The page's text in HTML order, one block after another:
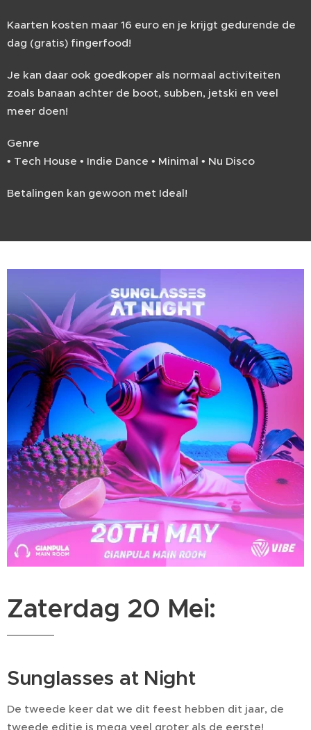
Kaarten kosten maar 16 euro en je krijgt gedurende de
dag (gratis) fingerfood!
Je kan daar ook goedkoper als normaal activiteiten
zoals banaan achter de boot, subben, jetski en veel
meer doen!
Genre
• Tech House • Indie Dance • Minimal • Nu Disco
Betalingen kan gewoon met Ideal!
Zaterdag 20 Mei:
Sunglasses at Night
De tweede keer dat we dit feest hebben dit jaar, de
tweede editie is mega veel groter als de eerste!